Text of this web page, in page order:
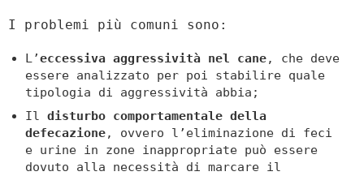
I problemi più comuni sono:
L’eccessiva aggressività nel cane, che deve
essere analizzato per poi stabilire quale
tipologia di aggressività abbia;
Il disturbo comportamentale della
defecazione, ovvero l’eliminazione di feci
e urine in zone inappropriate può essere
dovuto alla necessità di marcare il